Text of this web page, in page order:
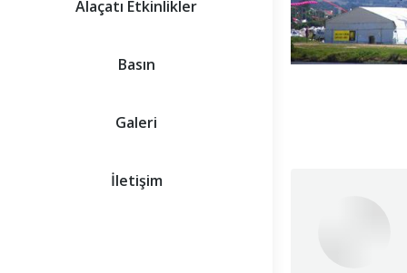
Alaçatı Etkinlikler
Basın
Galeri
İletişim